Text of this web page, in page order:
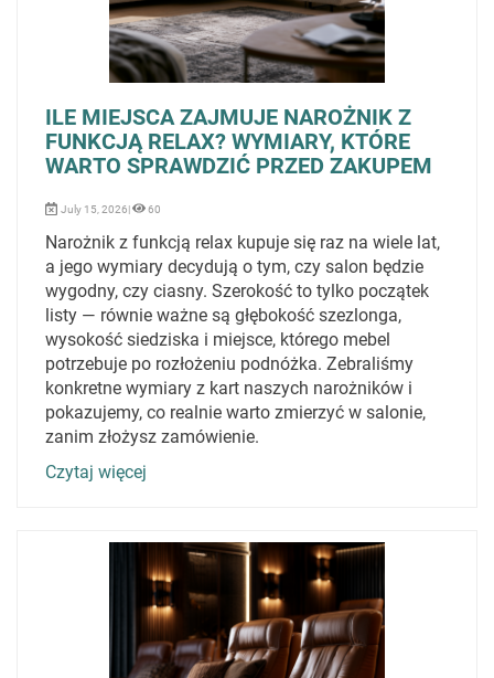
ILE MIEJSCA ZAJMUJE NAROŻNIK Z
FUNKCJĄ RELAX? WYMIARY, KTÓRE
WARTO SPRAWDZIĆ PRZED ZAKUPEM
July 15, 2026| 60
Narożnik z funkcją relax kupuje się raz na wiele lat,
a jego wymiary decydują o tym, czy salon będzie
wygodny, czy ciasny. Szerokość to tylko początek
listy — równie ważne są głębokość szezlonga,
wysokość siedziska i miejsce, którego mebel
potrzebuje po rozłożeniu podnóżka. Zebraliśmy
konkretne wymiary z kart naszych narożników i
pokazujemy, co realnie warto zmierzyć w salonie,
zanim złożysz zamówienie.
Czytaj więcej